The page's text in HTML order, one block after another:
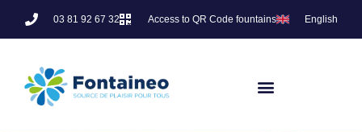
03 81 92 67 32 Access to QR Code fountains English